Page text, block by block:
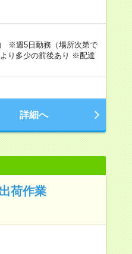
※週5日勤務（場所次第で
り多少の前後あり ※配達
詳細へ
荷作業